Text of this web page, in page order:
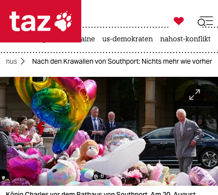
 taz zahl ich
taz zahl ich
themen
politik
öko
gesellschaft
kultur

taz zahl ich
krieg in der ukraine us-demokraten nahost-konflikt
Nach den Krawallen von Southport: Nichts mehr wie vorher